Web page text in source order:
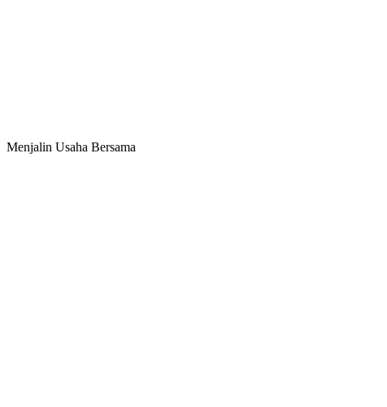
Menjalin Usaha Bersama